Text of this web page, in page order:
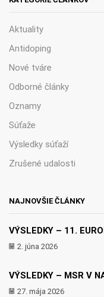
Aktuality
Antidoping
Nové tváre
Odborné články
Oznamy
Súťaže
Výsledky súťaží
Zrušené udalosti
NAJNOVŠIE ČLÁNKY
VÝSLEDKY – 11.
2. júna 2026
VÝSLEDKY – MSR V
27. mája 2026